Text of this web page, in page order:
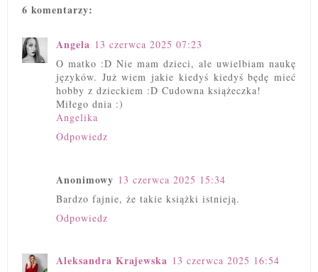
6 komentarzy:
Angela 13 czerwca 2025 07:23
O matko :D Nie mam dzieci, ale uwielbiam naukę
języków. Już wiem jakie kiedyś kiedyś będę mieć
hobby z dzieckiem :D Cudowna książeczka!
Miłego dnia :)
Angelika
Odpowiedz
Anonimowy 13 czerwca 2025 15:34
Bardzo fajnie, że takie książki istnieją.
Odpowiedz
Aleksandra Krajewska 13 czerwca 2025 16:54